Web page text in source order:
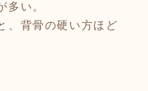
多い。
、背骨の硬い方ほど